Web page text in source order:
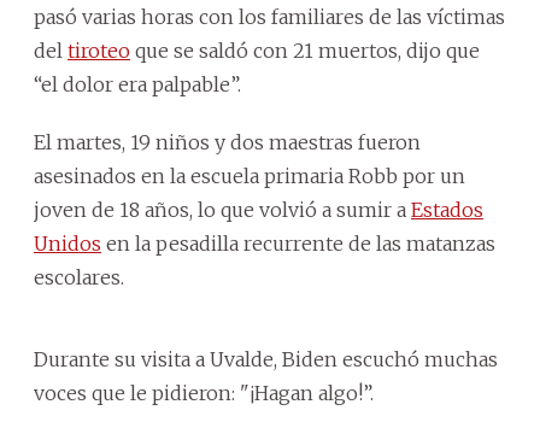
pasó varias horas con los familiares de las víctimas
del tiroteo que se saldó con 21 muertos, dijo que
“el dolor era palpable”.
El martes, 19 niños y dos maestras fueron
asesinados en la escuela primaria Robb por un
joven de 18 años, lo que volvió a sumir a Estados
Unidos en la pesadilla recurrente de las matanzas
escolares.
Durante su visita a Uvalde, Biden escuchó muchas
voces que le pidieron: "¡Hagan algo!”.